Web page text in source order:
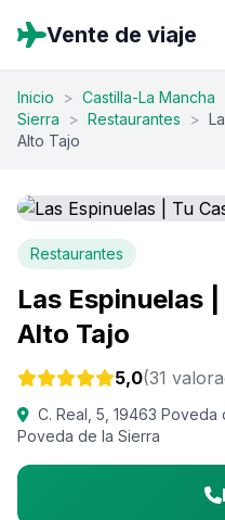
Vente de viaje
Inicio > Castilla-La Mancha
Sierra
> Restaurantes >
Alto Tajo
Restaurantes
Las Espinuelas
Alto Tajo
5,0(31
C. Real, 5, 19463 Poveda
Poveda de la Sierra